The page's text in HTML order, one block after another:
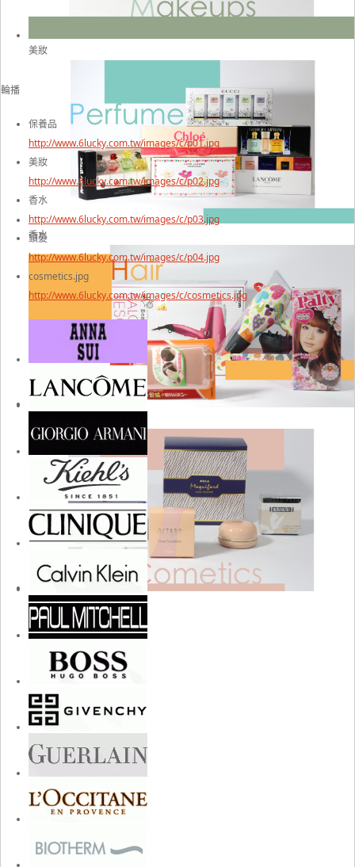
美妝
香水
cosmetics.jpg
輪播
保養品
http://www.6lucky.com.tw/images/c/p01.jpg
美妝
http://www.6lucky.com.tw/images/c/p02.jpg
香水
http://www.6lucky.com.tw/images/c/p03.jpg
頭髮
http://www.6lucky.com.tw/images/c/p04.jpg
cosmetics.jpg
http://www.6lucky.com.tw/images/c/cosmetics.jpg